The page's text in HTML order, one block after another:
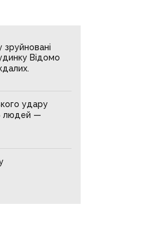
зруйновані
Відомо
удару
людей —